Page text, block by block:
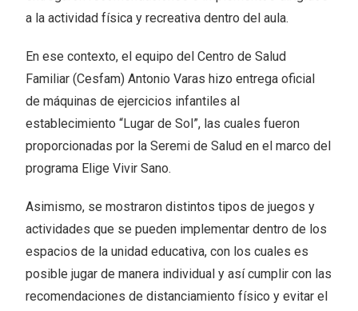
a la actividad física y recreativa dentro del aula.
En ese contexto, el equipo del Centro de Salud
Familiar (Cesfam) Antonio Varas hizo entrega oficial
de máquinas de ejercicios infantiles al
establecimiento “Lugar de Sol”, las cuales fueron
proporcionadas por la Seremi de Salud en el marco del
programa Elige Vivir Sano.
Asimismo, se mostraron distintos tipos de juegos y
actividades que se pueden implementar dentro de los
espacios de la unidad educativa, con los cuales es
posible jugar de manera individual y así cumplir con las
recomendaciones de distanciamiento físico y evitar el